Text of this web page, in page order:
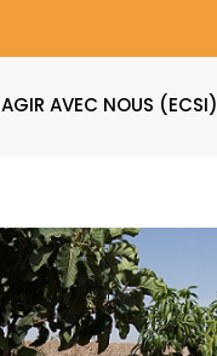
AGIR AVEC NOUS (ECSI)